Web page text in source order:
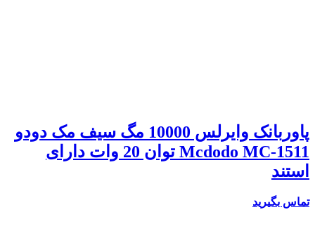
پاوربانک وایرلس 10000 مگ سیف مک دودو
Mcdodo MC-1511 توان 20 وات دارای
استند
تماس بگیرید